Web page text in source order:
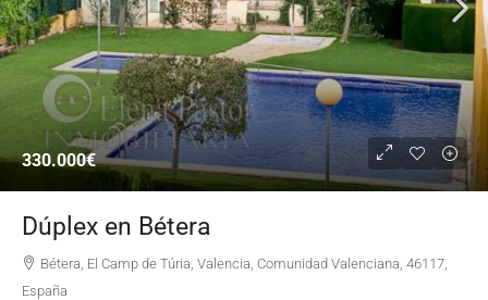
330.000€
Dúplex en Bétera
Bétera, El Camp de Túria, Valencia, Comunidad Valenciana, 46117,
España